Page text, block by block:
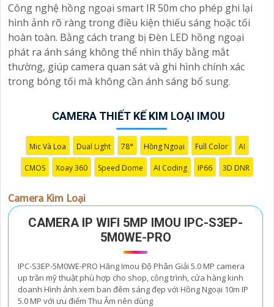
Camera IP PT 4G 3MP IMOU IPC-K7F-3M1T-X( 5%-35% )
Camera IP PT 4G 5MP IMOU IPC-K7F-5M1T-X ( 5%-35% )
Camera IP WiFi 5MP IMOU IPC-F52P-PRO( 5%-35% )
Đương quân hàng camera kim loại, em có một số gợi ý
dành cho bạn để chọn lựa một chiếc camera kim loại
hoàn hảo:
Xác định nhu cầu sử dụng: Bạn cần xác định mục
đích sử dụng camera (giám sát nhà ở, văn phòng, cửa
hàng, hay bất động sản).
🎥2:Xem xét độ phân giải: Chọn camera kim loại có độ
phân giải cao để có hình ảnh rõ nét, chất lượng.
Công nghệ hồng ngoại smart IR 50m cho phép ghi lại
hình ảnh rõ ràng trong điều kiện thiếu sáng hoặc tối
hoàn toàn. Bằng cách trang bị Đèn LED hồng ngoại
phát ra ánh sáng không thể nhìn thấy bằng mắt
thường, giúp camera quan sát và ghi hình chính xác
trong bóng tối mà không cần ánh sáng bổ sung.
CAMERA THIẾT KẾ KIM LOẠI IMOU
Mic Và Loa Dual Light 78° Hồng Ngoại Full Color AI
CMOS Xoay 360 Speed Dome AI Coding IP66 3D DNR
Camera Kim Loại
CAMERA IP WIFI 5MP IMOU IPC-S3EP-
5M0WE-PRO
IPC-S3EP-5M0WE-PRO Hãng Imou Độ Phân Giải 5.0 MP camera
up trần mỹ thuật phù hợp cho shop, công trình, cửa hàng kinh
doanh Hình ảnh xem ban đêm sáng đẹp với Hồng Ngoại 10m IP
5.0 MP với ưu điểm Thu Âm nên dùng